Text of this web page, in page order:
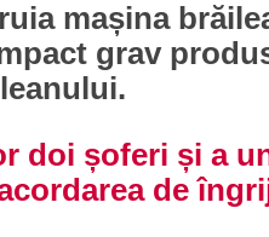
mașina
grav
doi șoferi și a
de